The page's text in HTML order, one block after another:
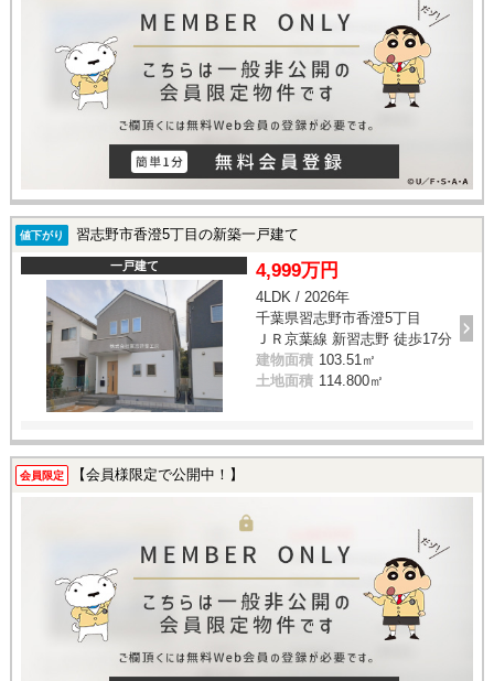
値下がり 習志野市香澄5丁目の新築一戸建て
一戸建て 4,999万円
4LDK / 2026年
千葉県習志野市香澄5丁目
ＪＲ京葉線 新習志野 徒歩17分
建物面積 103.51㎡
土地面積 114.800㎡
会員限定 【会員様限定で公開中！】